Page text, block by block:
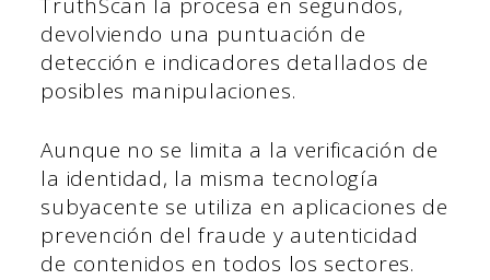
devolviendo una puntuación de
detección e indicadores detallados de
posibles manipulaciones.
Aunque no se limita a la verificación de
la identidad, la misma tecnología
subyacente se utiliza en aplicaciones de
prevención del fraude y autenticidad
de contenidos en todos los sectores.